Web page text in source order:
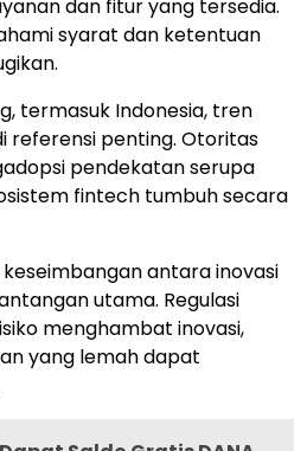
dan fitur yang tersedia.
syarat dan ketentuan
termasuk Indonesia, tren
referensi penting. Otoritas
pendekatan serupa
fintech tumbuh secara
antara inovasi
utama. Regulasi
menghambat inovasi,
yang lemah dapat